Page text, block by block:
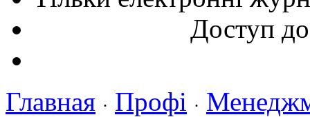
Доступ
Главная · Профі ·